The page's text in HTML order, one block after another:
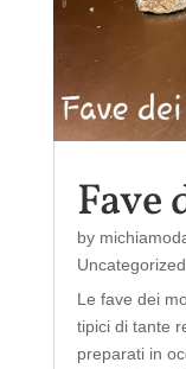
by
Uncategorized
Le fave dei
tipici di tante
preparati in